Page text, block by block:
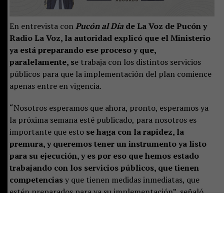
En entrevista conPucón al Díade La Voz de Pucón y
Radio La Voz, la autoridad explicó que el Ministerio
ya está preparando ese proceso y que,
paralelamente, se trabaja con los distintos servicios
públicos para que la implementación del plan comience
apenas entre en vigencia.
“Nosotros esperamos que ahora, pronto, esperamos ya
la próxima semana esté publicado, para nosotros es
importante que esto se haga con la rapidez, la
premura, y queremos tener un instrumento ya listo
para su ejecución, y es por eso que hemos estado
trabajando con los servicios públicos, que tienen
competenciasy que tienen medidas inmediatas, que
estén preparados para ya su implementación”, señaló.